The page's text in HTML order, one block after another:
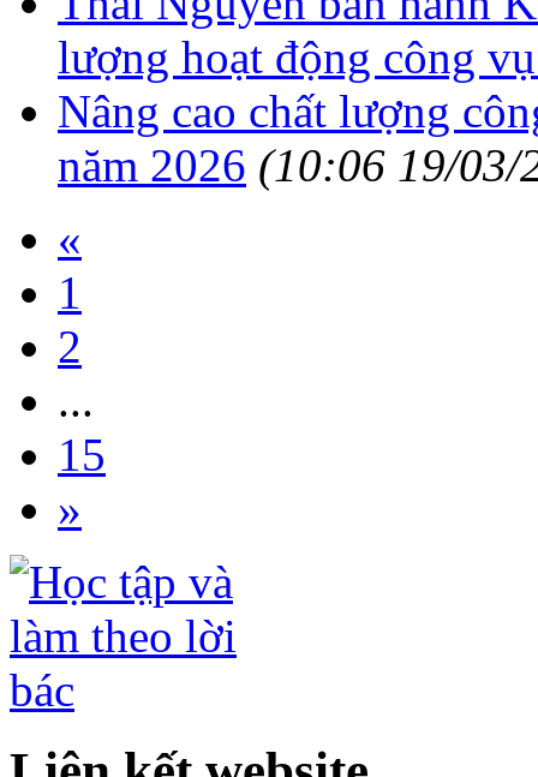
lượng hoạt động công
Nâng cao chất lượng
năm 2026 (10:06 19/03/
«
1
2
...
15
»